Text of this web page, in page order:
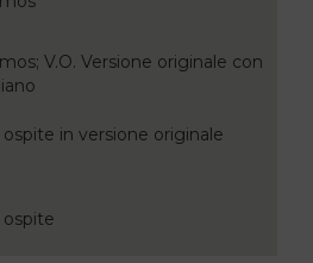
V.O. Versione originale con
in versione originale